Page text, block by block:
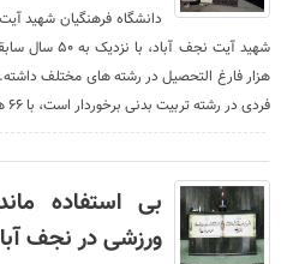
دانشگاه فرهنگیان شهید
هزار فارغ التحصیل در رشته های مختلف
فردی در رشته تربیت بدنی برخوردار است، با ۶۶ هزار متر مربع زیربنا، یکی از دو
ورزشی در نجف